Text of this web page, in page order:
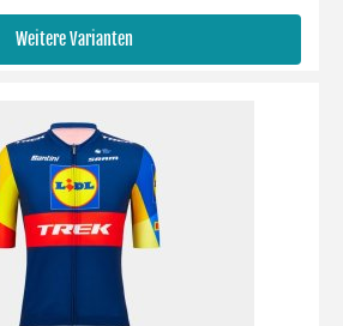
Weitere Varianten